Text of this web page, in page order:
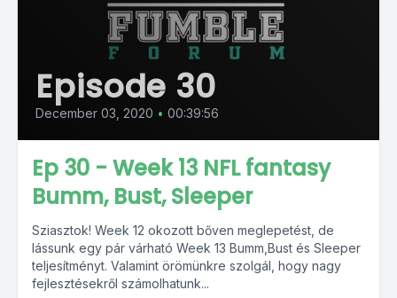
Episode 30
December 03, 2020 • 00:39:56
Ep 30 - Week 13 NFL fantasy
Bumm, Bust, Sleeper
Sziasztok! Week 12 okozott bőven meglepetést, de
lássunk egy pár várható Week 13 Bumm,Bust és Sleeper
teljesítményt. Valamint örömünkre szolgál, hogy nagy
fejlesztésekről számolhatunk...